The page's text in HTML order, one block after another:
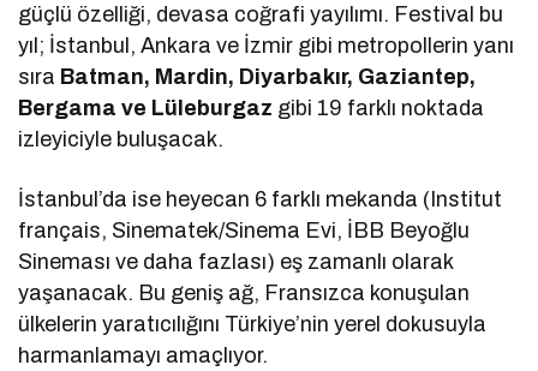
güçlü özelliği, devasa coğrafi yayılımı. Festival bu
yıl; İstanbul, Ankara ve İzmir gibi metropollerin yanı
sıra Batman, Mardin, Diyarbakır, Gaziantep,
Bergama ve Lüleburgaz gibi 19 farklı noktada
izleyiciyle buluşacak.
İstanbul’da ise heyecan 6 farklı mekanda (Institut
français, Sinematek/Sinema Evi, İBB Beyoğlu
Sineması ve daha fazlası) eş zamanlı olarak
yaşanacak. Bu geniş ağ, Fransızca konuşulan
ülkelerin yaratıcılığını Türkiye’nin yerel dokusuyla
harmanlamayı amaçlıyor.